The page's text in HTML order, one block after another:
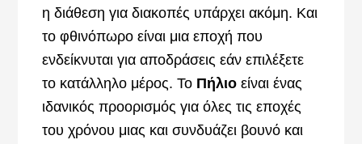
η διάθεση για διακοπές υπάρχει ακόμη. Και
το φθινόπωρο είναι μια εποχή που
ενδείκνυται για αποδράσεις εάν επιλέξετε
το κατάλληλο μέρος. Το Πήλιο είναι ένας
ιδανικός προορισμός για όλες τις εποχές
του χρόνου μιας και συνδυάζει βουνό και